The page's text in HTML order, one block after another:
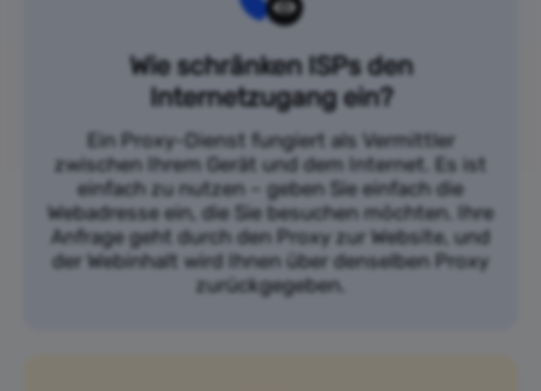
Wie schränken ISPs den
Internetzugang ein?
Ein Proxy-Dienst fungiert als Vermittler
zwischen Ihrem Gerät und dem Internet. Es ist
einfach zu nutzen – geben Sie einfach die
Webadresse ein, die Sie besuchen möchten. Ihre
Anfrage geht durch den Proxy zur Website, und
der Webinhalt wird Ihnen über denselben Proxy
zurückgegeben.